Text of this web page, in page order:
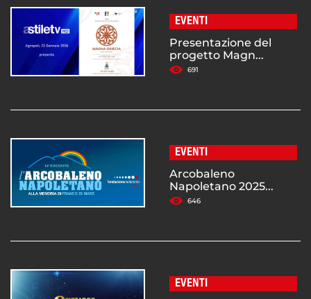
EVENTI
Presentazione del
progetto Magn...
691
EVENTI
Arcobaleno
Napoletano 2025...
646
EVENTI